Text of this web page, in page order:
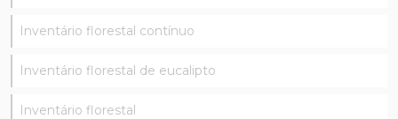
Inventário florestal contínuo
Inventário florestal de eucalipto
Inventário florestal